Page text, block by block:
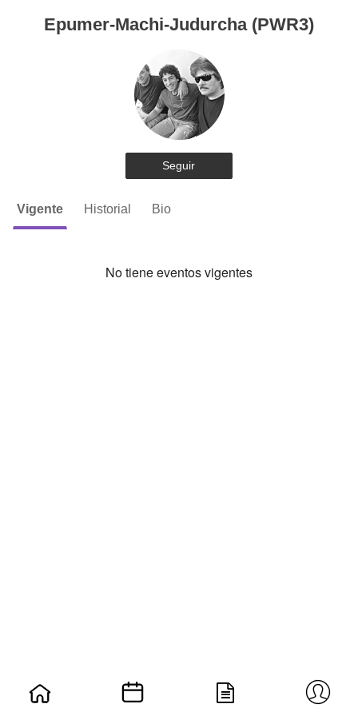
Epumer-Machi-Judurcha (PWR3)
Seguir
Vigente Historial Bio
No tiene eventos vigentes